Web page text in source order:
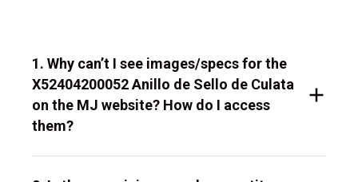
1. Why can’t I see images/specs for the
X52404200052 Anillo de Sello de Culata
on the MJ website? How do I access
them?